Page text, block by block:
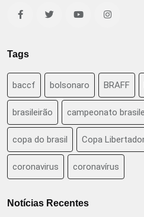
Tags
baccf bolsonaro BRAFF
brasileirão campeonato
copa do brasil Copa
coronavirus coronavírus
Notícias Recentes